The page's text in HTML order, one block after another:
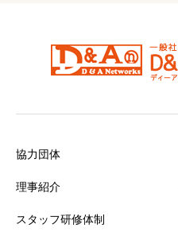
協力団体
理事紹介
スタッフ研修体制